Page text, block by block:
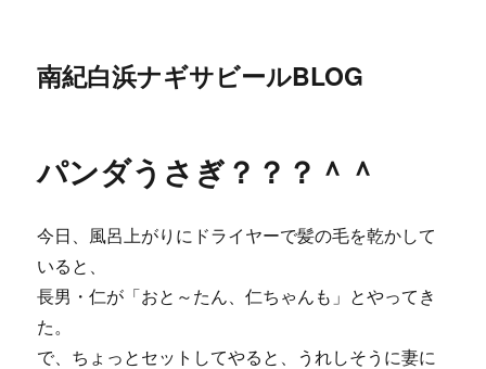
南紀白浜ナギサビールBLOG
パンダうさぎ？？？＾＾
今日、風呂上がりにドライヤーで髪の毛を乾かして
いると、
長男・仁が「おと～たん、仁ちゃんも」とやってき
た。
で、ちょっとセットしてやると、うれしそうに妻に